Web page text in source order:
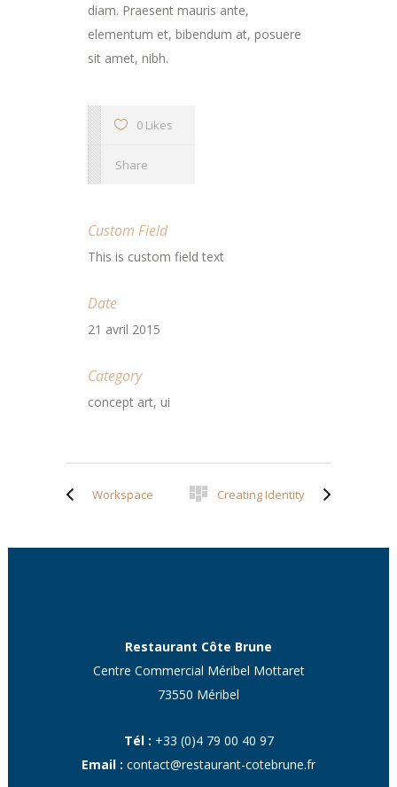
diam. Praesent mauris ante,
elementum et, bibendum at, posuere
sit amet, nibh.
0 Likes
Share
Custom Field
This is custom field text
Date
21 avril 2015
Category
concept art, ui
Workspace Creating Identity
Restaurant Côte Brune
Centre Commercial Méribel Mottaret
73550 Méribel
Tél : +33 (0)4 79 00 40 97
Email : contact@restaurant-cotebrune.fr